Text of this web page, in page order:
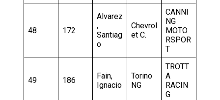
48 172
Alvarez
,
Santiag
o
Chevrol
et C.
CANNI
NG
MOTO
RSPOR
T
49 186
Fain,
Ignacio
Torino
NG
TROTT
A
RACIN
G